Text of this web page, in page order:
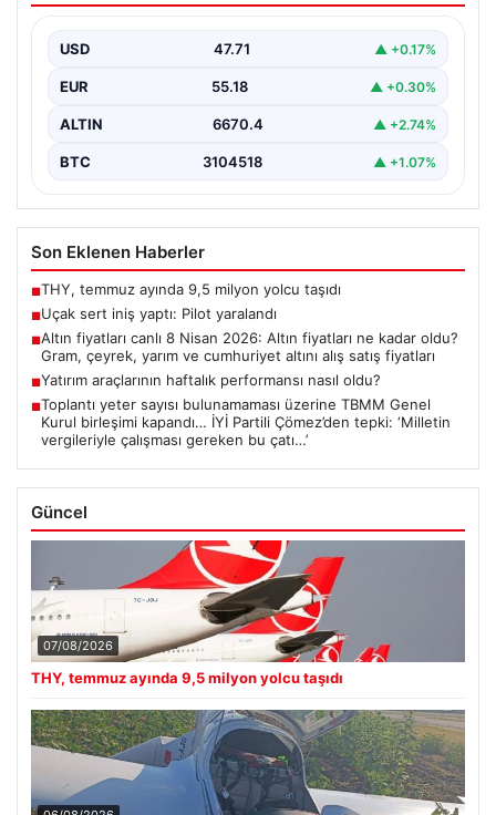
USD 47.71 ▲ +0.17%
EUR 55.18 ▲ +0.30%
ALTIN 6670.4 ▲ +2.74%
BTC 3104518 ▲ +1.07%
Son Eklenen Haberler
■THY, temmuz ayında 9,5 milyon yolcu taşıdı
■Uçak sert iniş yaptı: Pilot yaralandı
■Altın fiyatları canlı 8 Nisan 2026: Altın fiyatları ne kadar oldu?
Gram, çeyrek, yarım ve cumhuriyet altını alış satış fiyatları
■Yatırım araçlarının haftalık performansı nasıl oldu?
■Toplantı yeter sayısı bulunamaması üzerine TBMM Genel
Kurul birleşimi kapandı… İYİ Partili Çömez’den tepki: ‘Milletin
vergileriyle çalışması gereken bu çatı…’
Güncel
07/08/2026
THY, temmuz ayında 9,5 milyon yolcu taşıdı